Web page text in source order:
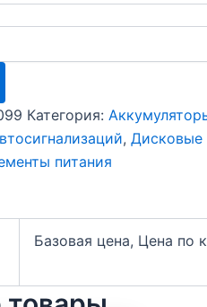
Категория:
, Дисковые
питания
Базовая цена, Цена по